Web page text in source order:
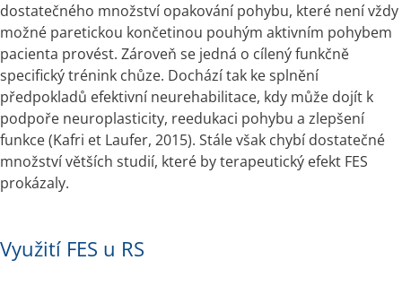
dostatečného množství opakování pohybu, které není vždy
možné paretickou končetinou pouhým aktivním pohybem
pacienta provést. Zároveň se jedná o cílený funkčně
specifický trénink chůze. Dochází tak ke splnění
předpokladů efektivní neurehabilitace, kdy může dojít k
podpoře neuroplasticity, reedukaci pohybu a zlepšení
funkce (Kafri et Laufer, 2015). Stále však chybí dostatečné
množství větších studií, které by terapeutický efekt FES
prokázaly.
Využití FES u RS